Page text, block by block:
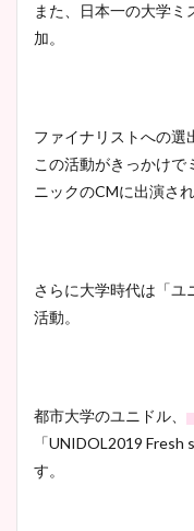
また、日本一の大学ミ
加。
ファイナリストへの選
この活動がきっかけで
ニックのCMに出演され
さらに大学時代は「ユ
活動。
都市大学のユニドル、
「UNIDOL2019
す。